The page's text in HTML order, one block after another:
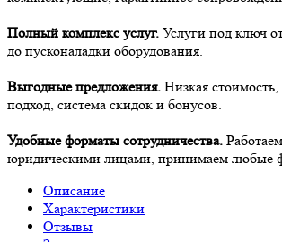
Полный комплекс услуг. Услуги под ключ
до пусконаладки оборудования.
Выгодные предложения. Низкая
подход, система скидок и бонусов.
Удобные форматы сотрудничества.
юридическими лицами, принимаем любые
Описание
Характеристики
Отзывы